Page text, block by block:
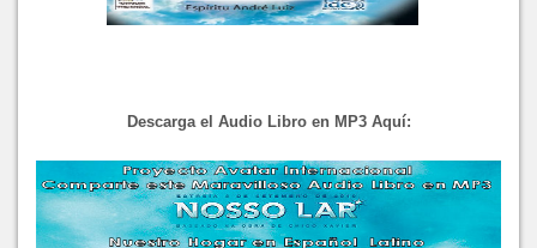
Descarga el Audio Libro en MP3 Aquí: